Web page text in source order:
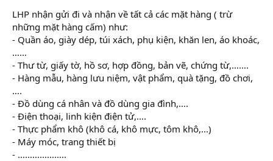
LHP nhận gửi đi và nhận về tất cả các mặt hàng ( trừ
những mặt hàng cấm) như:
- Quần áo, giày dép, túi xách, phụ kiện, khăn len, áo khoác,
……
- Thư từ, giấy tờ, hồ sơ, hợp đồng, bản vẽ, chứng từ,…….
- Hàng mẫu, hàng lưu niệm, vật phẩm, quà tặng, đồ chơi,
….
- Đồ dùng cá nhân và đồ dùng gia đình,….
- Điện thoại, linh kiện điện tử,….
- Thực phẩm khô (khô cá, khô mực, tôm khô,...)
- Máy móc, trang thiết bị
- ………………..